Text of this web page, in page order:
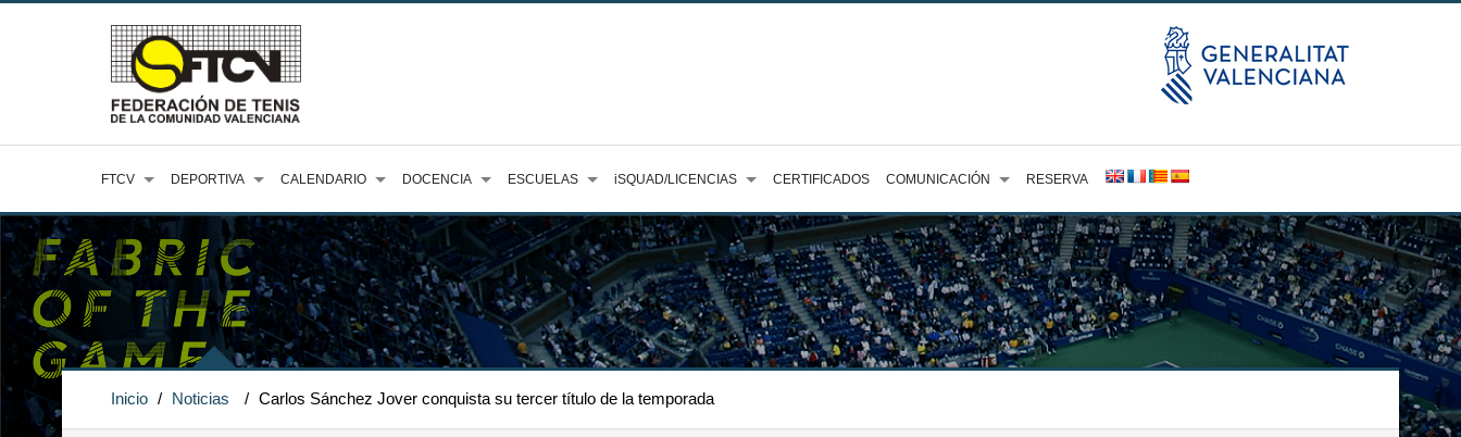
FTCV DEPORTIVA CALENDARIO DOCENCIA ESCUELAS iSQUAD/LICENCIAS CERTIFICADOS COMUNICACIÓN RESERVA
Inicio / Noticias / Carlos Sánchez Jover conquista su tercer título de la temporada